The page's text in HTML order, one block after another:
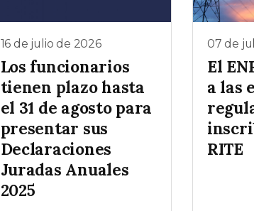
16 de julio de 2026
Los funcionarios
tienen plazo hasta
el 31 de agosto para
presentar sus
Declaraciones
Juradas Anuales
2025
07 de
El
a las
RITE